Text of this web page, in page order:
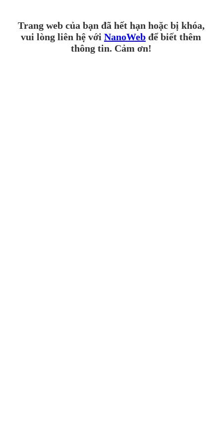
Trang web của bạn đã hết hạn hoặc bị khóa,
vui lòng liên hệ với NanoWeb để biết thêm
thông tin. Cảm ơn!